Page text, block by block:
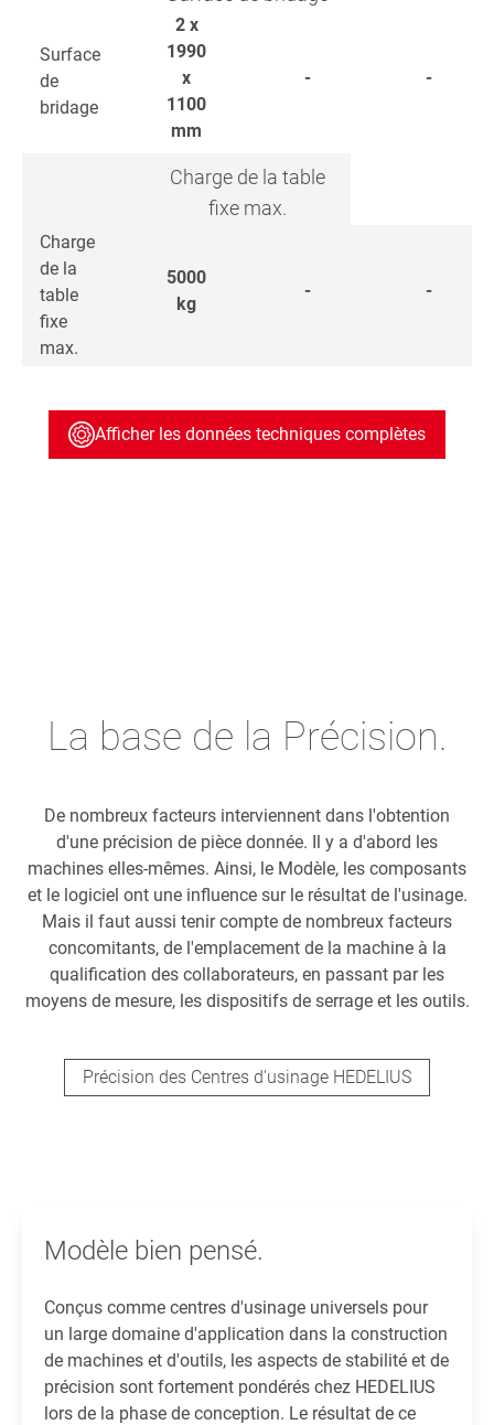
Surface
de
bridage
2 x
1990
x
1100
mm
- -
Charge de la table
fixe max.
Charge
de la
table
fixe
max.
5000
kg
- -
Afficher les données techniques complètes
La base de la Précision.
De nombreux facteurs interviennent dans l'obtention
d'une précision de pièce donnée. Il y a d'abord les
machines elles-mêmes. Ainsi, le Modèle, les composants
et le logiciel ont une influence sur le résultat de l'usinage.
Mais il faut aussi tenir compte de nombreux facteurs
concomitants, de l'emplacement de la machine à la
qualification des collaborateurs, en passant par les
moyens de mesure, les dispositifs de serrage et les outils.
Précision des Centres d'usinage HEDELIUS
Modèle bien pensé.
Conçus comme centres d'usinage universels pour
un large domaine d'application dans la construction
de machines et d'outils, les aspects de stabilité et de
précision sont fortement pondérés chez HEDELIUS
lors de la phase de conception. Le résultat de ce